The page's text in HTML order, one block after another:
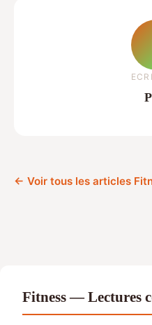
← Voir tous les articles
Fitness — Lectures